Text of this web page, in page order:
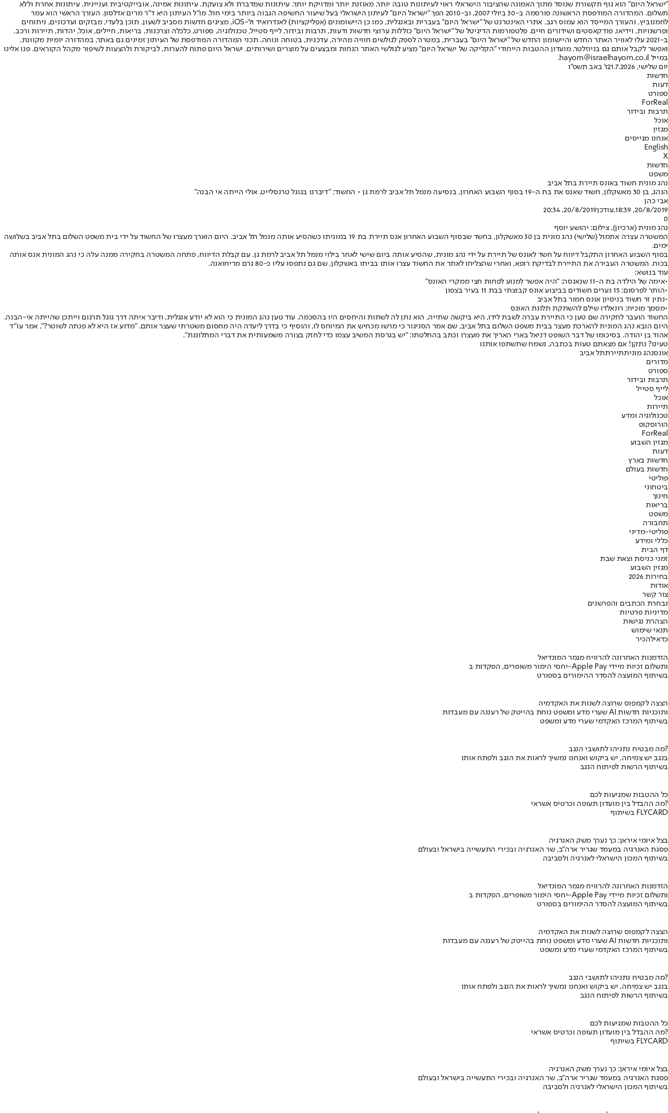
"ישראל היום" הוא גוף תקשורת שנוסד מתוך האמונה שהציבור הישראלי ראוי לעיתונות טובה יותר, מאוזנת יותר ומדויקת יותר. עיתונות שמדברת ולא צועקת. עיתונות אמינה, אובייקטיבית ועניינית. עיתונות אחרת וללא
תשלום. המהדורה המודפסת הראשונה פורסמה ב-30 ביולי 2007, וב-2010 הפך "ישראל היום" לעיתון הישראלי בעל שיעור החשיפה הגבוה ביותר בימי חול. מו"ל העיתון היא ד"ר מרים אדלסון. העורך הראשי הוא עמר
לחמנוביץ, והעורך המייסד הוא עמוס רגב. אתרי האינטרנט של "ישראל היום" בעברית ובאנגלית, כמו כן היישומונים (אפליקציות) לאנדרואיד ול-iOS, מציגים חדשות מסביב לשעון, תוכן בלעדי, מבזקים ועדכונים, ניתוחים
ופרשנויות, וידיאו, פודקאסטים ושידורים חיים. פלטפורמות הדיגיטל של "ישראל היום" כוללות ערוצי חדשות ודעות, תרבות ובידור, לייף סטייל, טכנולוגיה, ספורט, כלכלה וצרכנות, בריאות, חיילים, אוכל, יהדות, תיירות ורכב.
ב-2021 עלו לאוויר האתר החדש והיישומון החדש של "ישראל היום" בעברית, במטרה לספק לגולשים חוויה מהירה, עדכנית, בטוחה ונוחה. תכני המהדורה המודפסת של העיתון זמינים גם באתר, במהדורה יומית מקוונת,
ואפשר לקבל אותם גם בניוזלטר. מועדון ההטבות הייחודי "הקליקה של ישראל היום" מציע לגולשי האתר הנחות ומבצעים על מוצרים ושירותים. ישראל היום פתוח להערות, לביקורת ולהצעות לשיפור מקהל הקוראים. פנו אלינו
במייל hayom@israelhayom.co.il.
יום שלישי, 21.7.2026
ז' באב תשפ"ו
חדשות
דעות
ספורט
ForReal
תרבות ובידור
אוכל
מגזין
אנחנו מגייסים
English
X
חדשות
משפט
נהג מונית חשוד באונס תיירת בתל אביב
הנהג, בן 30 מאשקלון, חשוד שאנס את בת ה-19 בסוף השבוע האחרון, בנסיעה מנמל תל אביב לרמת גן • החשוד: "דיברנו בגוגל טרנסלייט, אולי הייתה אי הבנה"
אבי כהן
20/8/2019, 18:39
,עודכן20/8/2019, 20:34
0
נהג מונית (ארכיון), צילום: יהושע יוסף
המשטרה עצרה אתמול (שלישי) נהג מונית בן 30 מאשקלון, בחשד שבסוף השבוע האחרון אנס תיירת בת 19 במוניתו כשהסיע אותה מנמל תל אביב. היום הוארך מעצרו של החשוד על ידי בית משפט השלום בתל אביב בשלושה
ימים.
בסוף השבוע האחרון התקבל דיווח על חשד לאונס של תיירת על ידי נהג מונית, שהסיע אותה ביום שישי לאחר בילוי מנמל תל אביב לרמת גן. עם קבלת הדיווח, פתחה המשטרה בחקירה ממנה עלה כי נהג המונית אנס אותה
בכוח. המשטרה העבירה את התיירת לבדיקת רופא, ואחרי שהצליחו לאתר את החשוד עצרו אותו בביתו באשקלון, שם גם נתפסו עליו כ-80 גרם מריחואנה.
עוד בנושא:
•אימה של הילדה בת ה-11 שנאנסה: "היה אפשר למנוע לפחות חצי ממקרי האונס"
•הותר לפרסום: 15 נערים חשודים בביצוע אונס קבוצתי בבת 11 בעיר בצפון
•נתין זר חשוד בניסיון אונס חמור בתל אביב
•מסמך מוכיח: רונאלדו שילם להשתקת תלונת האונס
החשוד הועבר לחקירה שם טען כי התיירת עברה לשבת לידו, היא ביקשה שתייה, הוא נתן לה לשתות והיחסים היו בהסכמה. עוד טען נהג המונית כי הוא לא יודע אנגלית, ודיבר איתה דרך גוגל תרגום וייתכן שהייתה אי-הבנה.
היום הובא נהג המונית להארכת מעצר בבית משפט השלום בתל אביב, שם אמר הסניגור כי מרשו מכחיש את המיוחס לו, והוסיף כי בדרך ליעדה היה מחסום משטרתי שעצר אותם. "מדוע אז היא לא פנתה לשוטר?", אמר עו"ד
אהוד בן יהודה. בסיכומו של דבר השופט דניאל בארי האריך את מעצרו וכתב בהחלטתו: "יש בגרסת המשיב עצמו כדי לחזק בצורה משמעותית את דברי המתלוננת".
טעינו? נתקן! אם מצאתם טעות בכתבה, נשמח שתשתפו אותנו
אונסנהג מוניתתיירתתל אביב
מדורים
ספורט
תרבות ובידור
לייף סטייל
אוכל
תיירות
טכנולוגיה ומדע
הורוסקופ
ForReal
מגזין השבוע
דעות
חדשות בארץ
חדשות בעולם
פוליטי
ביטחוני
חינוך
בריאות
משפט
תחבורה
פוליטי-מדיני
כללי ומידע
דף הבית
זמני כניסת וצאת שבת
מגזין השבוע
בחירות 2026
אודות
צור קשר
נבחרת הכתבים והפרשנים
מדיניות פרטיות
הצהרת נגישות
תנאי שימוש
כדאילהכיר
הזדמנות האחרונה להרוויח מגמר המונדיאל
יחסי הימור משופרים, הפקדות ב-Apple Pay ותשלום זכיות מיידי
בשיתוף המועצה להסדר ההימורים בספורט
הצצה לקמפוס שרוצה לשנות את האקדמיה
שערי מדע ומשפט נוחת בהייטק של רעננה עם מעבדות AI ותוכניות חדשות
בשיתוף המרכז האקדמי שערי מדע ומשפט
מה מבטיח נתניהו לתושבי הנגב?
בנגב יש צמיחה, יש ביקוש ואנחנו נמשיך לראות את הנגב ולפתח אותו
בשיתוף הרשות לפיתוח הנגב
כל ההטבות שמגיעות לכם
מה ההבדל בין מועדון תעופה וכרטיס אשראי?
בשיתוף FLYCARD
בצל איומי איראן: כך נערך משק האנרגיה
פסגת האנרגיה במעמד שגריר ארה"ב, שר האנרגיה ובכירי התעשייה בישראל ובעולם
בשיתוף המכון הישראלי לאנרגיה ולסביבה
הזדמנות האחרונה להרוויח מגמר המונדיאל
יחסי הימור משופרים, הפקדות ב-Apple Pay ותשלום זכיות מיידי
בשיתוף המועצה להסדר ההימורים בספורט
הצצה לקמפוס שרוצה לשנות את האקדמיה
שערי מדע ומשפט נוחת בהייטק של רעננה עם מעבדות AI ותוכניות חדשות
בשיתוף המרכז האקדמי שערי מדע ומשפט
מה מבטיח נתניהו לתושבי הנגב?
בנגב יש צמיחה, יש ביקוש ואנחנו נמשיך לראות את הנגב ולפתח אותו
בשיתוף הרשות לפיתוח הנגב
כל ההטבות שמגיעות לכם
מה ההבדל בין מועדון תעופה וכרטיס אשראי?
בשיתוף FLYCARD
בצל איומי איראן: כך נערך משק האנרגיה
פסגת האנרגיה במעמד שגריר ארה"ב, שר האנרגיה ובכירי התעשייה בישראל ובעולם
בשיתוף המכון הישראלי לאנרגיה ולסביבה